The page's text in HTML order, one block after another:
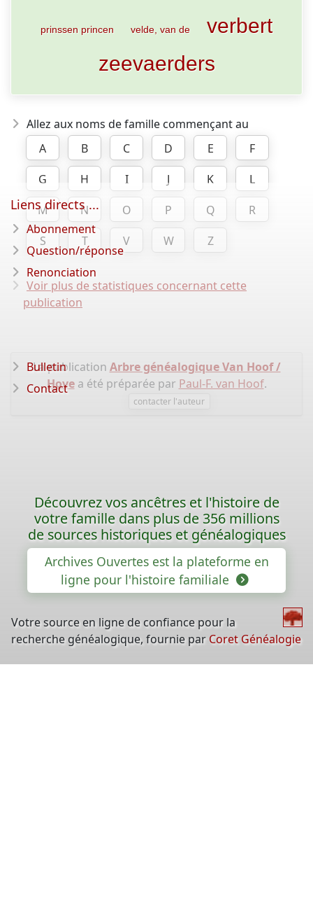
prinssen princen velde, van de
verbert
zeevaerders
Allez aux noms de famille commençant au
A
B C D E
F
G
H I J K
L
M
N O P Q
R
S
T V W Z
Voir plus de statistiques concernant cette
publication
La publication Arbre généalogique Van Hoof /
Hovea été préparée par Paul-F. van Hoof.
contacter l'auteur
Liens directs ...
Abonnement
Question/réponse
Renonciation
Bulletin
Contact
Découvrez vos ancêtres et l'histoire de
votre famille dans plus de 356 millions
de sources historiques et généalogiques
Archives Ouvertes est la plateforme en
ligne pour l'histoire familiale
Votre source en ligne de confiance pour la
recherche généalogique, fournie par Coret Généalogie